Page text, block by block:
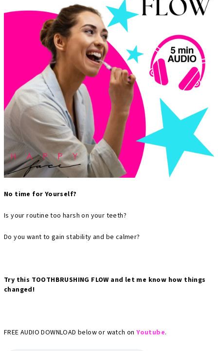
No time for Yourself?
Is your routine too harsh on your teeth?
Do you want to gain stability and be calmer?
Try this TOOTHBRUSHING FLOW and let me know how things
changed!
FREE AUDIO DOWNLOAD below or watch onYoutube.